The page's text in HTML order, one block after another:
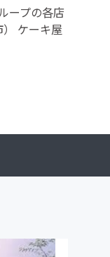
ープの各店
ケーキ屋